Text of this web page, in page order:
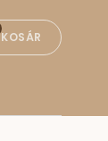
KOSÁR